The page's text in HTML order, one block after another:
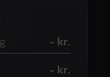
- kr.
- kr.